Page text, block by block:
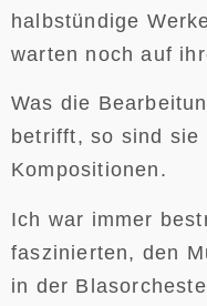
halbstündige
warten noch auf
Was die
betrifft, so sind sie
Kompositionen.
Ich war immer
faszinierten, den
in der